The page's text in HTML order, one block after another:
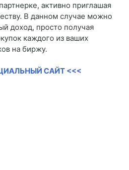
активно приглашая
В данном случае можно
доход, просто получая
каждого из ваших
на биржу.
САЙТ <<<